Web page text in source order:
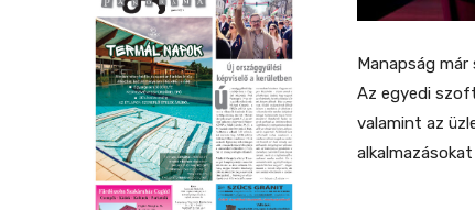
Manapság
Az egyedi
valamint az